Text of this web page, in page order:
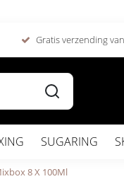
Gratis verzending
SUGARING
8 X 100Ml